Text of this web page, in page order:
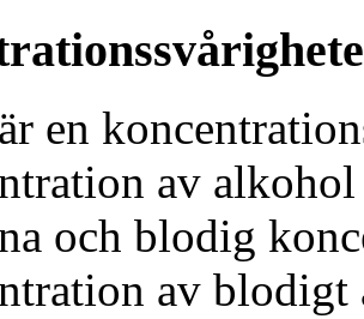
en
av
och blodig
av blodigt